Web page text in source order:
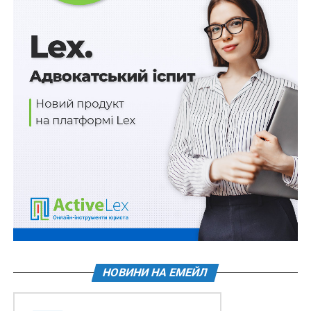
Також зверніть увагу
Правові позиції Верховного
Суду щодо кримінальних правопорушень, пов’язаних
Воєнний стан. Всі нормативні
матеріали, алгоритми дій, роз’яснення, корисні
ресурси
Схожі статті:
Кандидати на посади керівників закладів
програми розвитку
НОВИНИ НА ЕМЕЙЛ